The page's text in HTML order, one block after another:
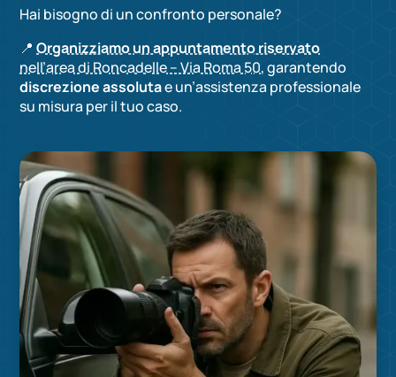
Hai bisogno di un confronto personale?
📍Organizziamo un appuntamento riservato
nell’area di Roncadelle – Via Roma 50, garantendo
discrezione assolutae un’assistenza professionale
su misura per il tuo caso.